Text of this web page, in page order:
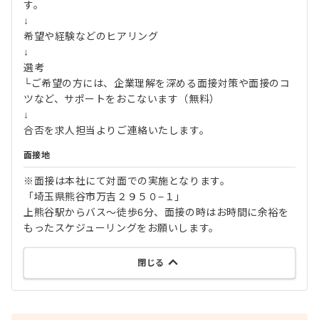
す。
↓
希望や経験などのヒアリング
↓
選考
└ご希望の方には、企業理解を深める面接対策や面接のコ
ツなど、サポートをおこないます（無料）
↓
合否を求人担当よりご連絡いたします。
面接地
※面接は本社にて対面での実施となります。
「埼玉県熊谷市万吉２９５０−１」
上熊谷駅からバス～徒歩6分、面接の時はお時間に余裕を
もったスケジューリングをお願いします。
閉じる